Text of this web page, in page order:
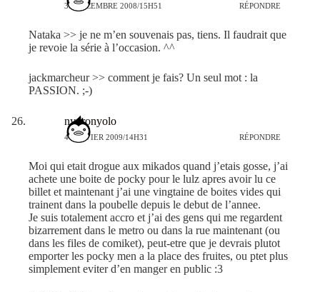
30 DÉCEMBRE 2008/15H51 RÉPONDRE
Nataka >> je ne m’en souvenais pas, tiens. Il faudrait que
je revoie la série à l’occasion. ^^
jackmarcheur >> comment je fais? Un seul mot : la
PASSION. ;-)
nyoronyolo
4 JANVIER 2009/14H31 RÉPONDRE
Moi qui etait drogue aux mikados quand j’etais gosse, j’ai
achete une boite de pocky pour le lulz apres avoir lu ce
billet et maintenant j’ai une vingtaine de boites vides qui
trainent dans la poubelle depuis le debut de l’annee.
Je suis totalement accro et j’ai des gens qui me regardent
bizarrement dans le metro ou dans la rue maintenant (ou
dans les files de comiket), peut-etre que je devrais plutot
emporter les pocky men a la place des fruites, ou ptet plus
simplement eviter d’en manger en public :3